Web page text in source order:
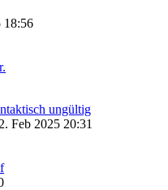
18:56
ungültig
Feb 2025 20:31